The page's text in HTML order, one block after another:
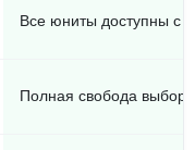
Все юниты доступны с
Полная свобода выбора